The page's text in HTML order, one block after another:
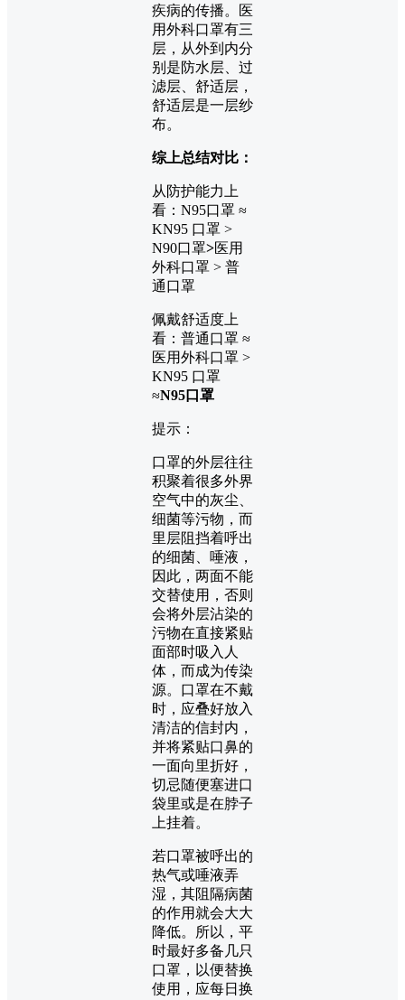
疾病的传播。医
用外科口罩有三
层，从外到内分
别是防水层、过
滤层、舒适层，
舒适层是一层纱
布。
综上总结对比：
从防护能力上
看：N95口罩 ≈
KN95 口罩 >
N90口罩>医用
外科口罩 > 普
通口罩
佩戴舒适度上
看：普通口罩 ≈
医用外科口罩 >
KN95 口罩
≈N95口罩
提示：
口罩的外层往往
积聚着很多外界
空气中的灰尘、
细菌等污物，而
里层阻挡着呼出
的细菌、唾液，
因此，两面不能
交替使用，否则
会将外层沾染的
污物在直接紧贴
面部时吸入人
体，而成为传染
源。口罩在不戴
时，应叠好放入
清洁的信封内，
并将紧贴口鼻的
一面向里折好，
切忌随便塞进口
袋里或是在脖子
上挂着。
若口罩被呼出的
热气或唾液弄
湿，其阻隔病菌
的作用就会大大
降低。所以，平
时最好多备几只
口罩，以便替换
使用，应每日换